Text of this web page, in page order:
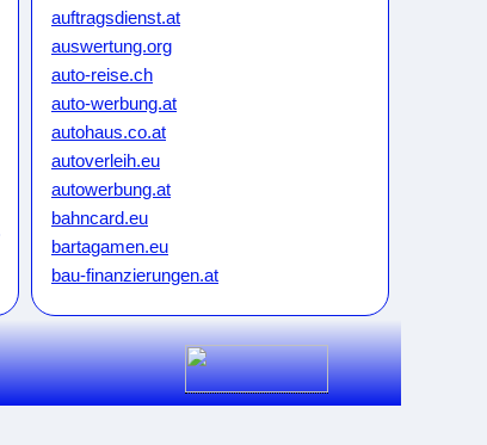
auftragsdienst.at
auswertung.org
auto-reise.ch
auto-werbung.at
autohaus.co.at
autoverleih.eu
autowerbung.at
bahncard.eu
bartagamen.eu
bau-finanzierungen.at
bikeweb.de
bluecard.at
blumenkauf.at